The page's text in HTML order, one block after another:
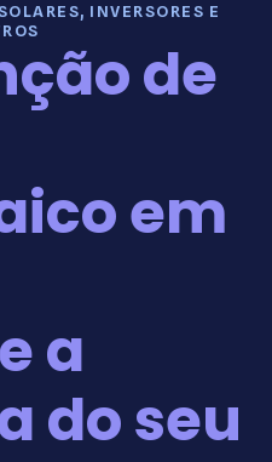
INVERSORES E
de
em
a
do seu